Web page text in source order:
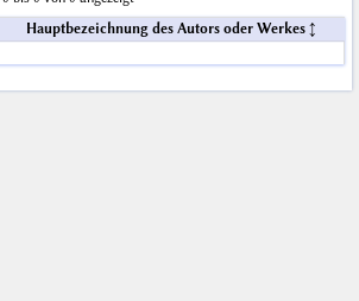
Hauptbezeichnung des Autors oder Werkes